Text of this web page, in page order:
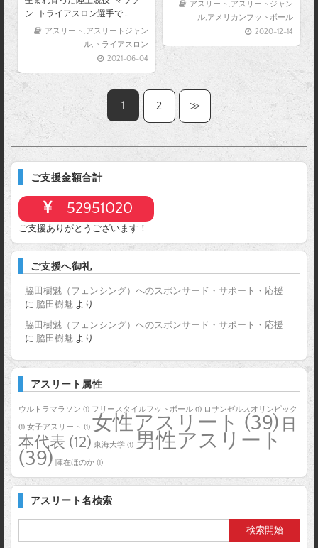
ン･トライアスロン選手で…
アスリート ,アスリートジャン
ル, トライアスロン
2021-06-04
アスリート ,アスリートジャン
ル,アメリカンフットボール
2020-12-14
1 2 ≫
ご支援金額合計
52951020
ご支援ありがとうございます！
ご支援へ御礼
脇田樹魅（フェンシング）へのスポンサード・サポート・応援
に 脇田樹魅 より
脇田樹魅（フェンシング）へのスポンサード・サポート・応援
に 脇田樹魅 より
アスリート属性
ウルトラマラソン (1) フリースタイルフットボール (1) ロサンゼルスオリンピック
(1) 女子アスリート (1) 女性アスリート (39) 日
本代表 (12) 東海大学 (1) 男性アスリート
(39) 陣在ほのか (1)
アスリート名検索